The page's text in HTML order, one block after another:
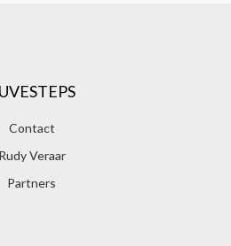
Contact
Rudy Veraar
Partners